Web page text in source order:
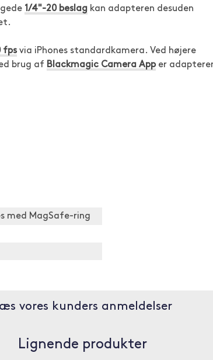
1/4"-20 beslag kan adapteren desuden
fps via iPhones standardkamera. Ved højere
brug af Blackmagic Camera Apper
med MagSafe-ring
vores kunders anmeldelser
Lignende produkter